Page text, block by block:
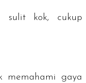
sulit kok, cukup
memahami gaya